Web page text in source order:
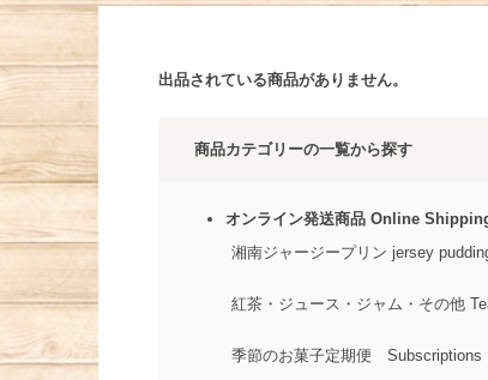
出品されている商品がありません。
商品カテゴリーの一覧から探す
オンライン発送商品 Online
湘南ジャージープリン jersey
紅茶・ジュース・ジャム・その他
季節のお菓子定期便 Subscriptions